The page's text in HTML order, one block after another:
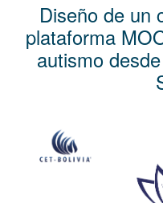
C
Diseño de un
plataforma
autismo
Barra
lateral